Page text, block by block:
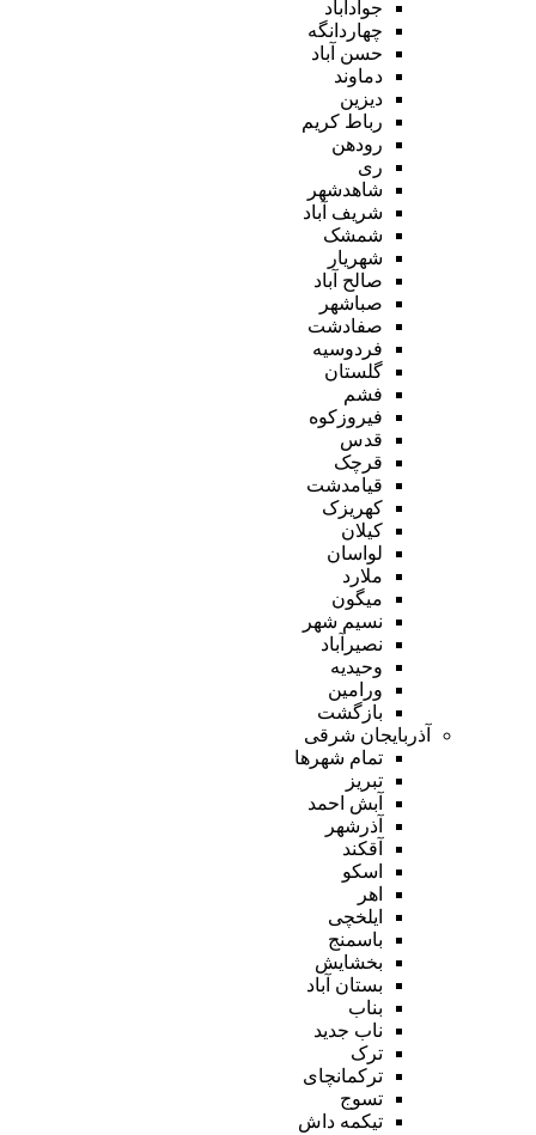
جوادآباد
چهاردانگه
حسن آباد
دماوند
دیزین
رباط کریم
رودهن
ری
شاهدشهر
شریف آباد
شمشک
شهریار
صالح آباد
صباشهر
صفادشت
فردوسیه
گلستان
فشم
فیروزکوه
قدس
قرچک
قیامدشت
کهریزک
کیلان
لواسان
ملارد
میگون
نسیم شهر
نصیرآباد
وحیدیه
ورامین
بازگشت
آذربایجان شرقی
تمام شهر‌ها
تبریز
آبش احمد
آذرشهر
آقکند
اسکو
اهر
ایلخچی
باسمنج
بخشایش
بستان آباد
بناب
ناب جدید
ترک
ترکمانچای
تسوج
تیکمه داش